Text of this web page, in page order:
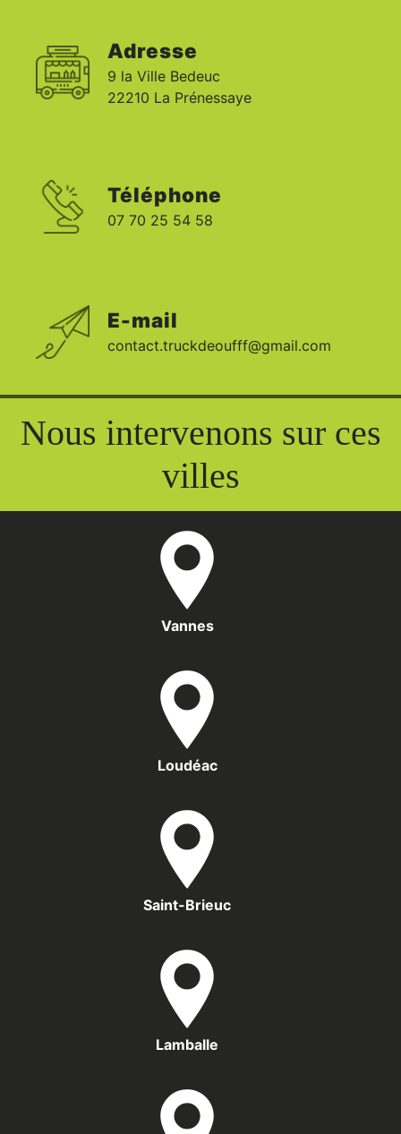
Adresse
9 la Ville Bedeuc
22210 La Prénessaye
Téléphone
07 70 25 54 58
E-mail
contact.truckdeoufff@gmail.com
Nous intervenons sur ces
villes
Vannes
Loudéac
Saint-Brieuc
Lamballe